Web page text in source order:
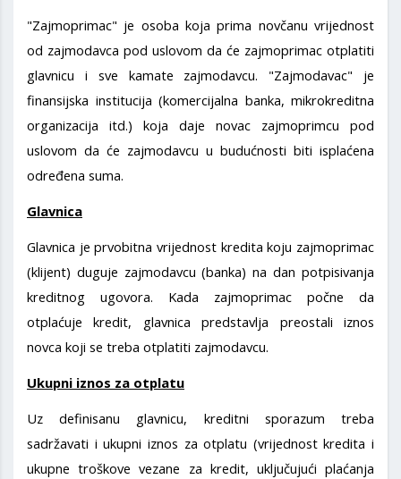
"Zajmoprimac" je osoba koja prima novčanu vrijednost
od zajmodavca pod uslovom da će zajmoprimac otplatiti
glavnicu i sve kamate zajmodavcu. "Zajmodavac" je
finansijska institucija (komercijalna banka, mikrokreditna
organizacija itd.) koja daje novac zajmoprimcu pod
uslovom da će zajmodavcu u budućnosti biti isplaćena
određena suma.
Glavnica
Glavnica je prvobitna vrijednost kredita koju zajmoprimac
(klijent) duguje zajmodavcu (banka) na dan potpisivanja
kreditnog ugovora. Kada zajmoprimac počne da
otplaćuje kredit, glavnica predstavlja preostali iznos
novca koji se treba otplatiti zajmodavcu.
Ukupni iznos za otplatu
Uz definisanu glavnicu, kreditni sporazum treba
sadržavati i ukupni iznos za otplatu (vrijednost kredita i
ukupne troškove vezane za kredit, uključujući plaćanja